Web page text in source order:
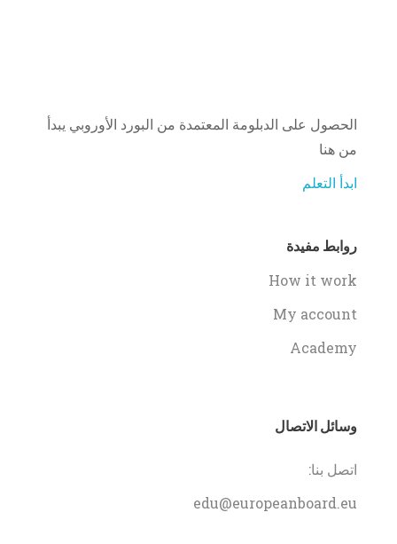
الحصول على الدبلومة المعتمدة من البورد الأوروبي يبدأ
من هنا
ابدأ التعلم
روابط مفيدة
How it work
My account
Academy
وسائل الاتصال
اتصل بنا:
edu@europeanboard.eu